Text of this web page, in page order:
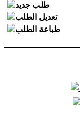
طلب جديد
تعديل الطلب
طباعة الطلب